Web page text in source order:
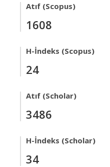
Atıf (Scopus)
1608
H-İndeks (Scopus)
24
Atıf (Scholar)
3486
H-İndeks (Scholar)
34